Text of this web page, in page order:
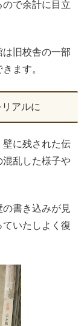
で余計に目立
旧校舎の一部
ます。
アルに
に残された伝
乱した様子や
書き込みが見
いたしよく復